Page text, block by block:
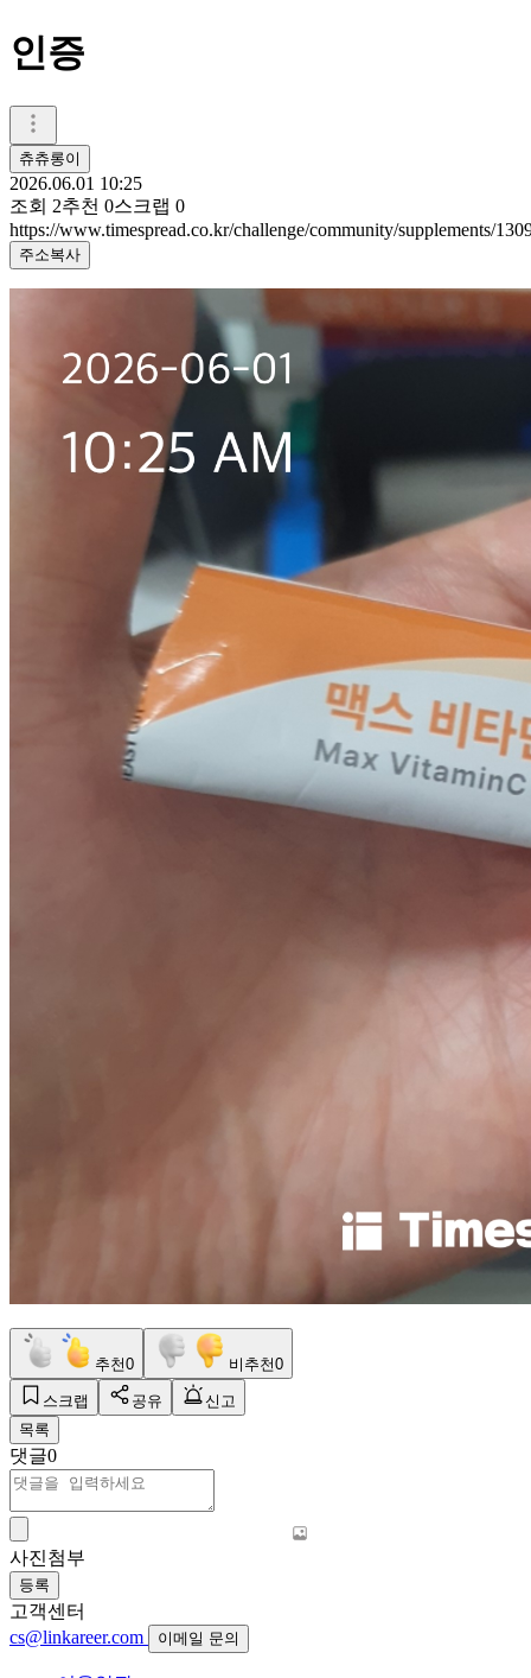
인증
츄츄롱이
2026.06.01 10:25
조회 2추천 0스크랩 0
https://www.timespread.co.kr/challenge/community/supplements/
주소복사
추천0 비추천0
스크랩 공유
신고
목록
댓글0
사진첨부
등록
고객센터
cs@linkareer.com
이메일 문의